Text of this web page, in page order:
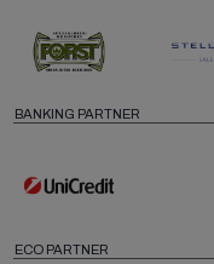
BANKING PARTNER
ECO PARTNER